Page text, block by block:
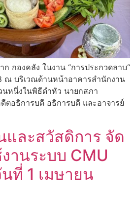
กองคลัง ในงาน “การประกวดลาบ“
ณ บริเวณด้านหน้าอาคารสำนักงาน
นหนึ่งในพิธีดำหัว นายกสภา
ตอธิการบดี อธิการบดี และอาจารย์
และสวัสดิการ จัด
านระบบ CMU
นที่ 1 เมษายน